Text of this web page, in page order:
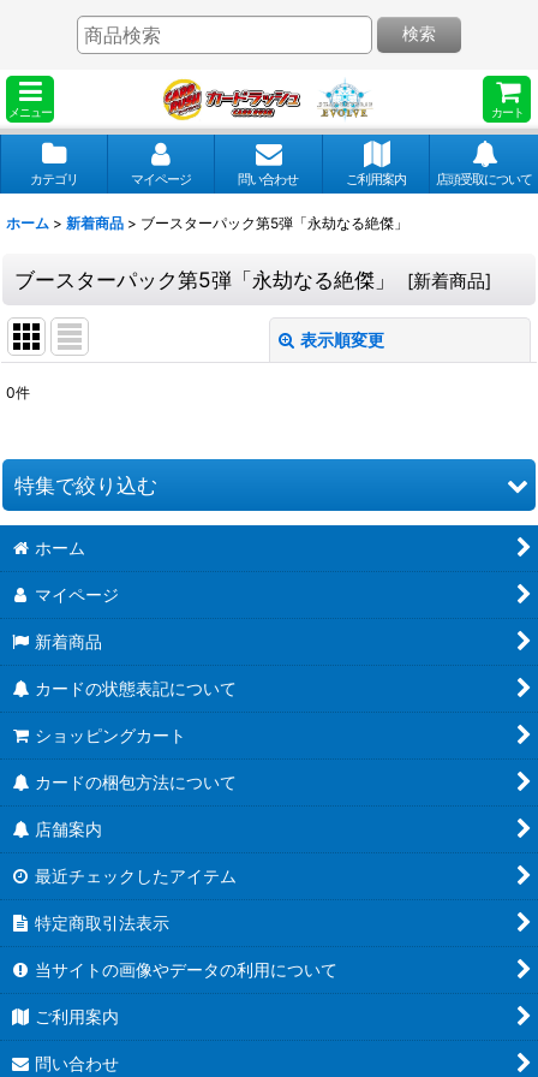
メニュー カート
検索
カテゴリ マイページ 問い合わせ ご利用案内 店頭受取について
ホーム > 新着商品 > ブースターパック第5弾「永劫なる絶傑」
ブースターパック第5弾「永劫なる絶傑」 [新着商品]
表示順変更
並び順 :
0件
特集で絞り込む
ブースターパック第21弾「Academy Royale/アカデミー・ロワ
イヤル」
ブースターパック第20弾「絶傑を継ぐ者」
ブースターパック第19弾「天魔八虐」
コラボパック「プリンセスコネクト！Re:Dive」
プレミアムカードセット「プリンセスコネクト！Re:Dive」
ブースターパック第18弾「新約都市・透京」
EXビギナーデッキ
ブースターパック第17弾「ConvergentDestinies/コンヴァージ
EXコラボパック「アイドルマスター シンデレラガールズ」
ブースターパック第16弾「新たなる創世」
ホーム
マイページ
新着商品
カードの状態表記について
ショッピングカート
カードの梱包方法について
店舗案内
最近チェックしたアイテム
特定商取引法表示
当サイトの画像やデータの利用について
ご利用案内
問い合わせ